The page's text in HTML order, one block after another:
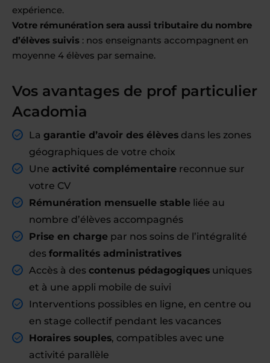
expérience.
Votre rémunération sera aussi tributaire du nombre
d’élèves suivis : nos enseignants accompagnent en
moyenne 4 élèves par semaine.
Vos avantages de prof particulier
Acadomia
La garantie d’avoir des élèves dans les zones
géographiques de votre choix
Une activité complémentaire reconnue sur
votre CV
Rémunération mensuelle stable liée au
nombre d’élèves accompagnés
Prise en charge par nos soins de l’intégralité
des formalités administratives
Accès à des contenus pédagogiques uniques
et à une appli mobile de suivi
Interventions possibles en ligne, en centre ou
en stage collectif pendant les vacances
Horaires souples, compatibles avec une
activité parallèle